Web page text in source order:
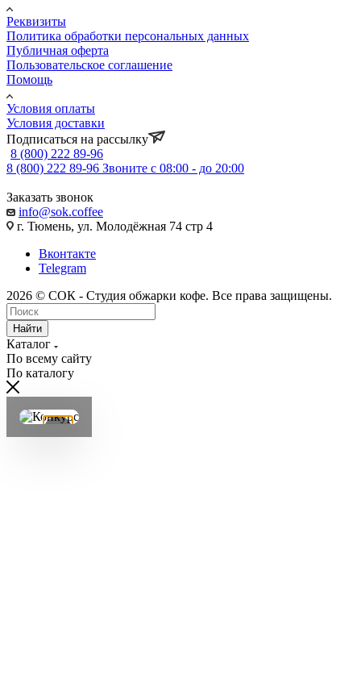
Реквизиты
Политика обработки персональных данных
Публичная оферта
Пользовательское соглашение
Помощь
Условия оплаты
Условия доставки
Подписаться на рассылку
8 (800) 222 89-96
8 (800) 222 89-96 Звоните с 08:00 - до 20:00
Заказать звонок
info@sok.coffee
г. Тюмень, ул. Молодёжная 74 стр 4
Вконтакте
Telegram
2026 © СОК - Студия обжарки кофе. Все права защищены.
Найти
Каталог
По всему сайту
По каталогу
×